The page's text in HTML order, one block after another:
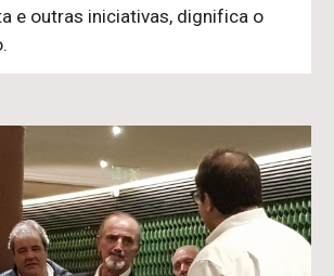
e outras iniciativas, dignifica o